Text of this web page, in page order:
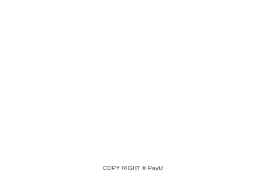
COPY RIGHT ©PayU